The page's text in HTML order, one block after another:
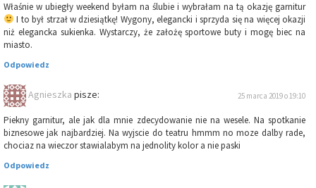
Właśnie w ubiegły weekend byłam na ślubie i wybrałam na tą okazję garnitur
I to był strzał w dziesiątkę! Wygony, elegancki i sprzyda się na więcej okazji
niż elegancka sukienka. Wystarczy, że założę sportowe buty i mogę biec na
miasto.
Odpowiedz
Agnieszka pisze: 25 marca 2019 o 19:10
Piekny garnitur, ale jak dla mnie zdecydowanie nie na wesele. Na spotkanie
biznesowe jak najbardziej. Na wyjscie do teatru hmmm no moze dalby rade,
chociaz na wieczor stawialabym na jednolity kolor a nie paski
Odpowiedz